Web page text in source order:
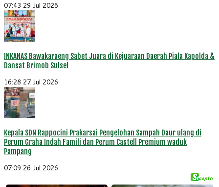
07:43 29 Jul 2026
INKANAS Bawakaraeng Sabet Juara di Kejuaraan Daerah Piala Kapolda &
Dansat Brimob Sulsel
16:28 27 Jul 2026
Kepala SDN Rappocini Prakarsai Pengelohan Sampah Daur ulang di
Perum Graha Indah Famili dan Perum Castell Premium waduk
Pampang
07:09 26 Jul 2026